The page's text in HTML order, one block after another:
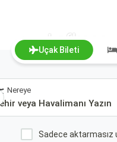
Lefkoşa
Uçak Bileti
Nereye
Sadece aktarmasız